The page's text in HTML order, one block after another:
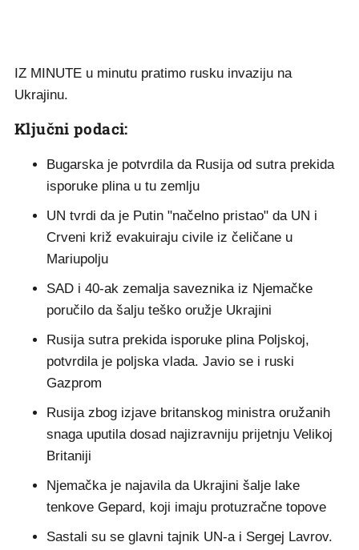
IZ MINUTE u minutu pratimo rusku invaziju na
Ukrajinu.
Ključni podaci:
Bugarska je potvrdila da Rusija od sutra prekida
isporuke plina u tu zemlju
UN tvrdi da je Putin "načelno pristao" da UN i
Crveni križ evakuiraju civile iz čeličane u
Mariupolju
SAD i 40-ak zemalja saveznika iz Njemačke
poručilo da šalju teško oružje Ukrajini
Rusija sutra prekida isporuke plina Poljskoj,
potvrdila je poljska vlada. Javio se i ruski
Gazprom
Rusija zbog izjave britanskog ministra oružanih
snaga uputila dosad najizravniju prijetnju Velikoj
Britaniji
Njemačka je najavila da Ukrajini šalje lake
tenkove Gepard, koji imaju protuzračne topove
Sastali su se glavni tajnik UN-a i Sergej Lavrov.